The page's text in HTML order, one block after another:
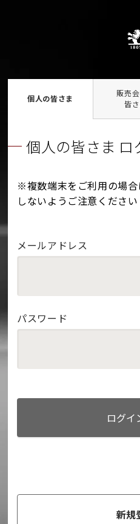
個人の皆さま
販売
皆
個人の皆さま ロ
※複数端末をご利用の場
しないようご注意ください
メールアドレス
パスワード
ログイ
新規